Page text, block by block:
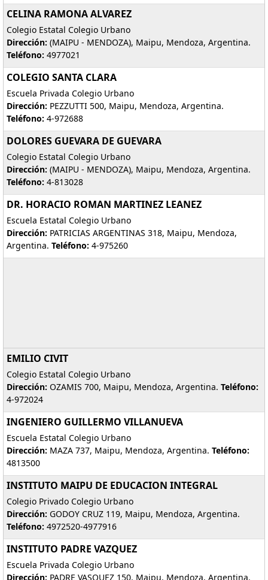
CELINA RAMONA ALVAREZ
Colegio Estatal Colegio Urbano
Dirección: (MAIPU - MENDOZA), Maipu, Mendoza, Argentina.
Teléfono: 4977021
COLEGIO SANTA CLARA
Escuela Privada Colegio Urbano
Dirección: PEZZUTTI 500, Maipu, Mendoza, Argentina.
Teléfono: 4-972688
DOLORES GUEVARA DE GUEVARA
Colegio Estatal Colegio Urbano
Dirección: (MAIPU - MENDOZA), Maipu, Mendoza, Argentina.
Teléfono: 4-813028
DR. HORACIO ROMAN MARTINEZ LEANEZ
Escuela Estatal Colegio Urbano
Dirección: PATRICIAS ARGENTINAS 318, Maipu, Mendoza,
Argentina. Teléfono: 4-975260
EMILIO CIVIT
Colegio Estatal Colegio Urbano
Dirección: OZAMIS 700, Maipu, Mendoza, Argentina. Teléfono:
4-972024
INGENIERO GUILLERMO VILLANUEVA
Escuela Estatal Colegio Urbano
Dirección: MAZA 737, Maipu, Mendoza, Argentina. Teléfono:
4813500
INSTITUTO MAIPU DE EDUCACION INTEGRAL
Colegio Privado Colegio Urbano
Dirección: GODOY CRUZ 119, Maipu, Mendoza, Argentina.
Teléfono: 4972520-4977916
INSTITUTO PADRE VAZQUEZ
Escuela Privada Colegio Urbano
Dirección: PADRE VASQUEZ 150, Maipu, Mendoza, Argentina.